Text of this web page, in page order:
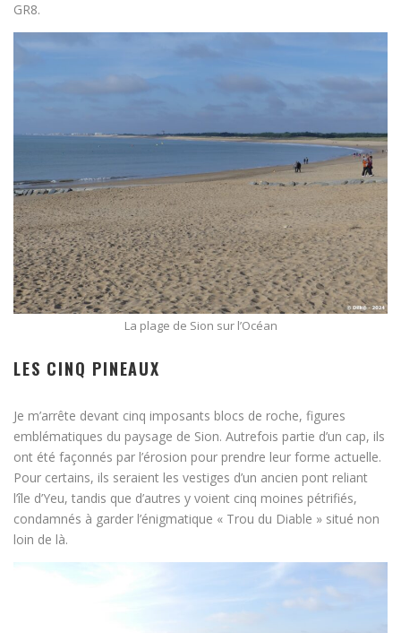
GR8.
La plage de Sion sur l’Océan
LES CINQ PINEAUX
Je m’arrête devant cinq imposants blocs de roche, figures
emblématiques du paysage de Sion. Autrefois partie d’un cap, ils
ont été façonnés par l’érosion pour prendre leur forme actuelle.
Pour certains, ils seraient les vestiges d’un ancien pont reliant
l’île d’Yeu, tandis que d’autres y voient cinq moines pétrifiés,
condamnés à garder l’énigmatique « Trou du Diable » situé non
loin de là.